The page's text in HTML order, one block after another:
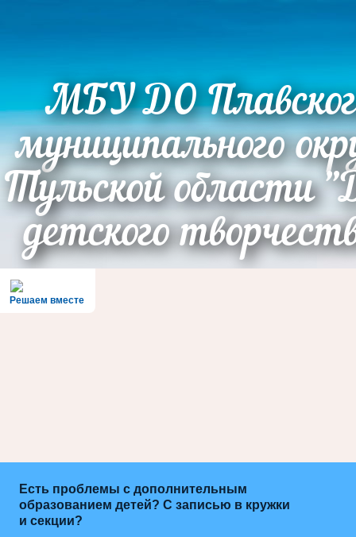
МБУ ДО
муниципального
Тульской области
детского
Решаем вместе
Есть проблемы с дополнительным
образованием детей? С записью в кружки
и секции?